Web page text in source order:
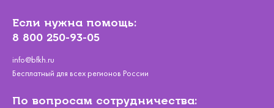
Если нужна помощь:
8 800 250-93-05
info@bfkh.ru
Бесплатный для всех регионов России
По вопросам сотрудничества: